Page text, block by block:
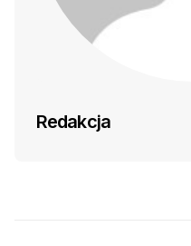
Redakcja